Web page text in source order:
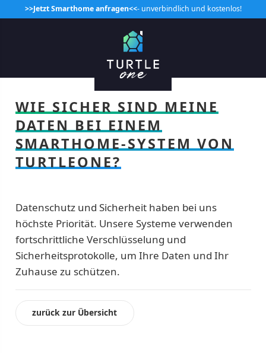
>>Jetzt Smarthome anfragen<<- unverbindlich und kostenlos!
WIE SICHER SIND MEINE
DATEN BEI EINEM
SMARTHOME-SYSTEM VON
TURTLEONE?
Datenschutz und Sicherheit haben bei uns
höchste Priorität. Unsere Systeme verwenden
fortschrittliche Verschlüsselung und
Sicherheitsprotokolle, um Ihre Daten und Ihr
Zuhause zu schützen.
zurück zur Übersicht